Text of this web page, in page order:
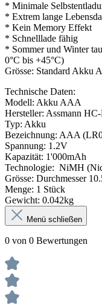
* Minimale
* Extrem lange
* Kein Memory Effekt
* Schnelllade fähig
* Sommer und Winter
0°C bis +45°C)
Grösse: Standard Akku
Technische Daten:
Modell: Akku AAA
Hersteller: Assmann
Typ: Akku
Bezeichnung: AAA
Spannung: 1.2V
Kapazität: 1'000mAh
Technologie: NiMH
Grösse: Durchmesser
Menge: 1 Stück
Gewicht: 0.042kg
Menü schließen
0 von 0 Bewertungen